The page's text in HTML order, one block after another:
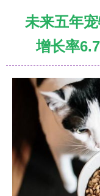
未来五年
增长率